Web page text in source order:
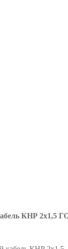
абель КНР 2х1,5